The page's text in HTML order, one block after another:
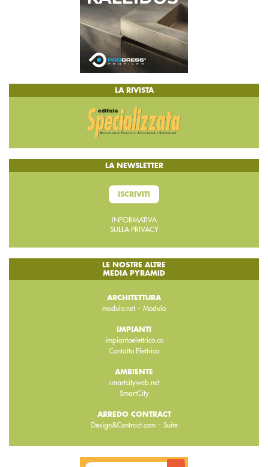
LA RIVISTA
LA NEWSLETTER
ISCRIVITI
INFORMATIVA
SULLA PRIVACY
LE NOSTRE ALTRE
MEDIA PYRAMID
ARCHITETTURA
modulo.net - Modulo
IMPIANTI
impiantoelettrico.co
Contatto Elettrico
AMBIENTE
smartcityweb.net
SmartCity
ARREDO CONTRACT
Design&Contract.com- Suite